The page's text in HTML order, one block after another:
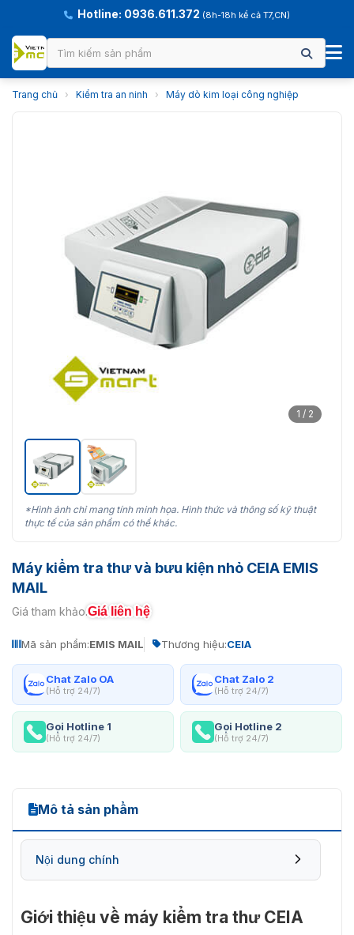
Hotline: 0936.611.372 (8h-18h kể cả T7,CN)
Trang chủ › Kiểm tra an ninh › Máy dò kim loại công nghiệp
1 / 2
*Hình ảnh chỉ mang tính minh họa. Hình thức và thông số kỹ thuật
thực tế của sản phẩm có thể khác.
Máy kiểm tra thư và bưu kiện nhỏ CEIA EMIS
MAIL
Giá tham khảo:Giá liên hệ
Mã sản phẩm:EMIS MAIL Thương hiệu:CEIA
Chat Zalo OA
(Hỗ trợ 24/7)
Chat Zalo 2
(Hỗ trợ 24/7)
Gọi Hotline 1
(Hỗ trợ 24/7)
Gọi Hotline 2
(Hỗ trợ 24/7)
Mô tả sản phẩm
Nội dung chính
Giới thiệu về máy kiểm tra thư CEIA